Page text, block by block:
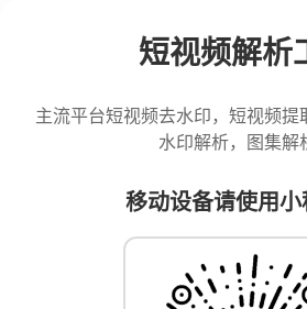
短视频解析
主流平台短视频去水印，短视频
水印解析，图集解
移动设备请使用